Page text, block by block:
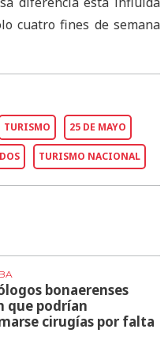
cuatro fines de semana
TURISMO 25 DE MAYO
TURISMO NACIONAL
bonaerenses
que podrían
cirugías por falta